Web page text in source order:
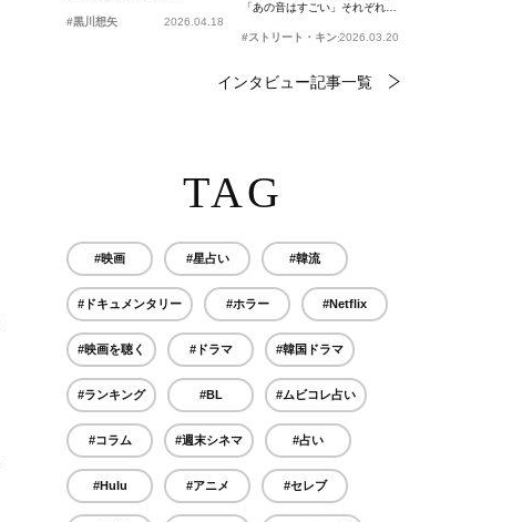
#黒川想矢 2026.04.18
ー
「あの音はすごい」それぞれの
#ストリート・キングダム 自分の音を鳴らせ。
2026.03.20
インタビュー記事一覧
TAG
#映画 #星占い #韓流
#ドキュメンタリー #ホラー #Netflix
#映画を聴く #ドラマ #韓国ドラマ
#ランキング #BL #ムビコレ占い
#コラム #週末シネマ #占い
#Hulu #アニメ #セレブ